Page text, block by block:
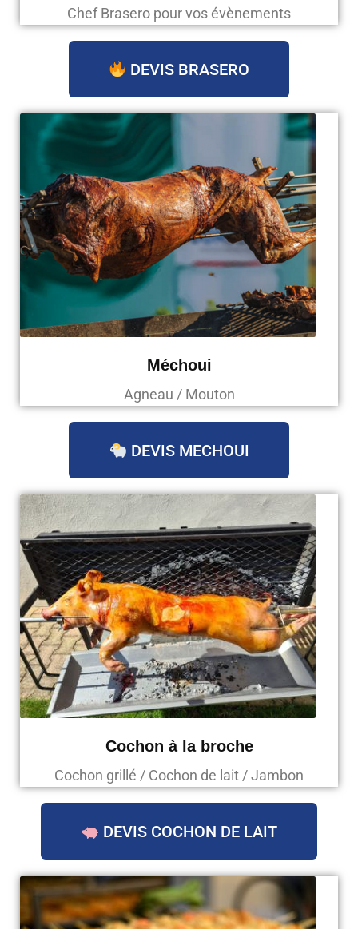
Chef Brasero pour vos évènements
DEVIS BRASERO
Méchoui
Agneau / Mouton
DEVIS MECHOUI
Cochon à la broche
Cochon grillé / Cochon de lait / Jambon
DEVIS COCHON DE LAIT